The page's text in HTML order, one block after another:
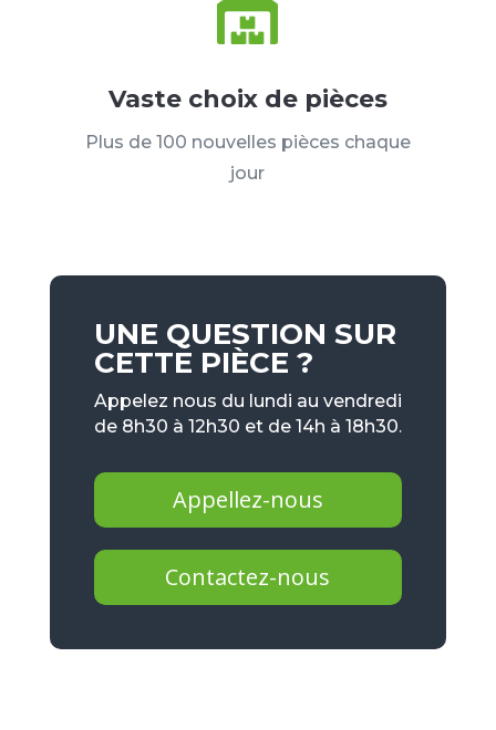
Vaste choix de pièces
Plus de 100 nouvelles pièces chaque
jour
UNE QUESTION SUR
CETTE PIÈCE ?
Appelez nous du lundi au vendredi
de 8h30 à 12h30 et de 14h à 18h30.
Appellez-nous
Contactez-nous